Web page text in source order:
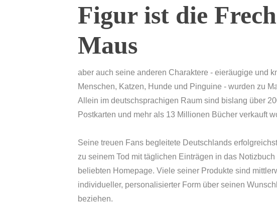
Figur ist die
Maus
aber auch seine anderen Charaktere - eieräugige und
Menschen, Katzen, Hunde und Pinguine - wurden zu
Allein im deutschsprachigen Raum sind bislang über
Postkarten und mehr als 13 Millionen Bücher verkauft
Seine treuen Fans begleitete Deutschlands
zu seinem Tod mit täglichen Einträgen in das
beliebten Homepage. Viele seiner Produkte sind
individueller, personalisierter Form über seinen
beziehen.